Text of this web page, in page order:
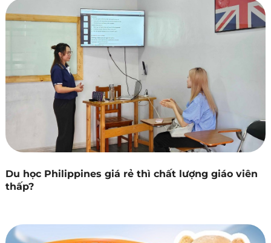
Du học Philippines giá rẻ thì chất lượng giáo viên
thấp?